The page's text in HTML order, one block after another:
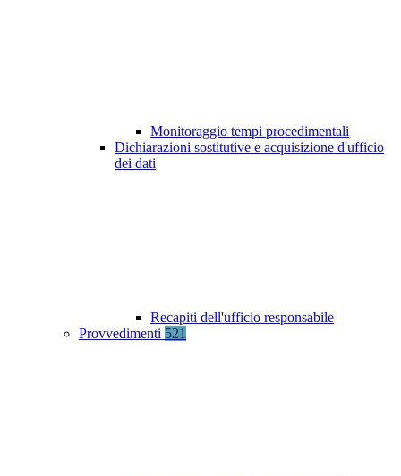
Monitoraggio tempi procedimentali
Dichiarazioni sostitutive e acquisizione d'ufficio
dei dati
Recapiti dell'ufficio responsabile
Provvedimenti 521